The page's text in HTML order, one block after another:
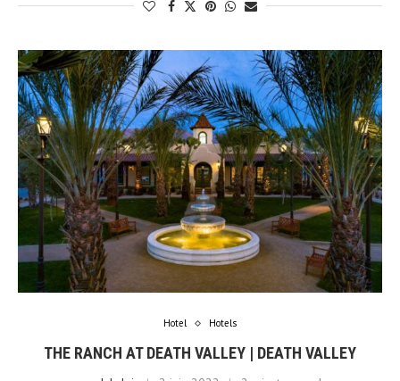
Hotel Hotels
THE RANCH AT DEATH VALLEY | DEATH VALLEY